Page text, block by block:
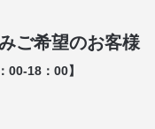
ご希望のお客様
00-18：00】